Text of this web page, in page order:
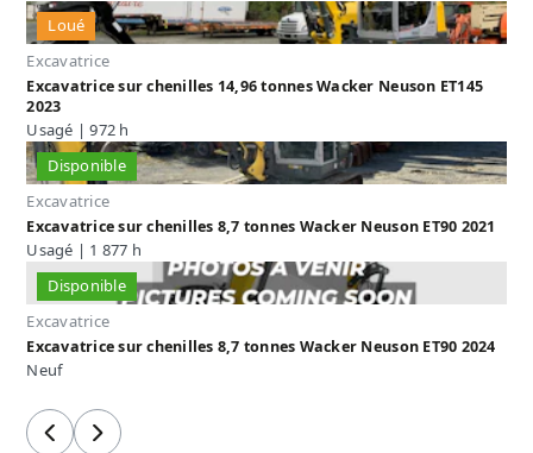
Loué
Excavatrice
Excavatrice sur chenilles 14,96 tonnes Wacker Neuson ET145
2023
Usagé | 972 h
Disponible
Excavatrice
Excavatrice sur chenilles 8,7 tonnes Wacker Neuson ET90 2021
Usagé | 1 877 h
Disponible
Excavatrice
Excavatrice sur chenilles 8,7 tonnes Wacker Neuson ET90 2024
Neuf
PrécédentSuivant